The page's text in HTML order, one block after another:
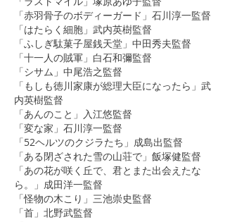
​「赤羽骨子のボディーガード」石川淳一監督
「はたらく細胞」武内英樹監督
「ふしぎ駄菓子屋銭天堂」中田秀夫監督
「十一人の賊軍」白石和彌監督
「シサム」中尾浩之監督
「もしも徳川家康が総理大臣になったら」武
内英樹監督
​「あんのこと」入江悠監督
​「変な家」石川淳一監督
「52ヘルツのクジラたち」成島出監督
「ある閉ざされた雪の山荘で」飯塚健監督
​「あの花が咲く丘で、君とまた出会えたな
ら。」成田洋一監督
「怪物の木こり」三池崇史監督
「首」北野武監督